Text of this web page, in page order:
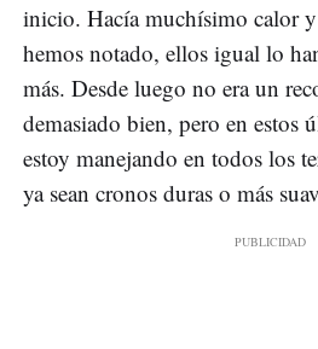
inicio. Hacía muchísimo calor
hemos notado, ellos igual lo
más. Desde luego no era un
demasiado bien, pero en estos
estoy manejando en todos los
ya sean cronos duras o más